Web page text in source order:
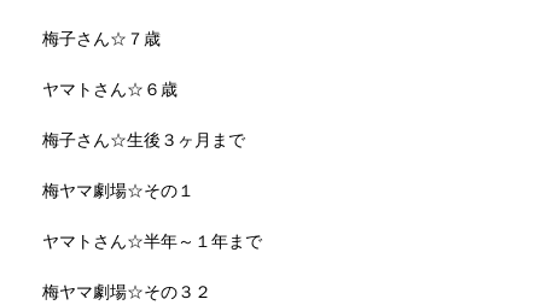
梅子さん☆７歳
ヤマトさん☆６歳
梅子さん☆生後３ヶ月まで
梅ヤマ劇場☆その１
ヤマトさん☆半年～１年まで
梅ヤマ劇場☆その３２